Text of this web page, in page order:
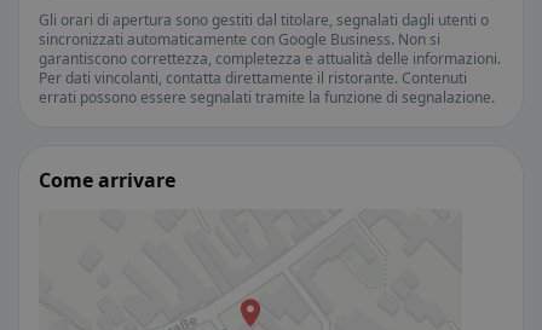
Gli orari di apertura sono gestiti dal titolare, segnalati dagli utenti o
sincronizzati automaticamente con Google Business. Non si
garantiscono correttezza, completezza e attualità delle informazioni.
Per dati vincolanti, contatta direttamente il ristorante. Contenuti
errati possono essere segnalati tramite la funzione di segnalazione.
Come arrivare